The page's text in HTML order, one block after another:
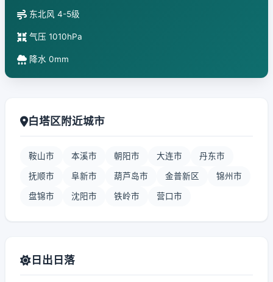
东北风 4-5级
气压 1010hPa
降水 0mm
白塔区附近城市
鞍山市 本溪市 朝阳市 大连市 丹东市
抚顺市 阜新市 葫芦岛市 金普新区 锦州市
盘锦市 沈阳市 铁岭市 营口市
日出日落